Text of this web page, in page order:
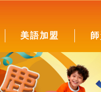
美語加盟